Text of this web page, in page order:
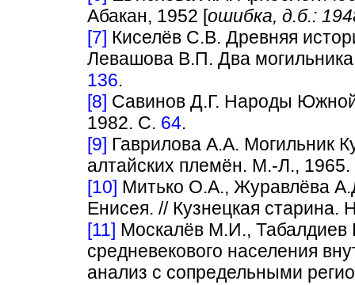
Абакан, 1952 [ошибка, д.б.:
[7] Киселёв С.В. Древняя
Левашова В.П. Два
136.
[8] Савинов Д.Г. Народы
1982. С. 64.
[9] Гаврилова А.А. Могильник
алтайских племён. М.-Л., 1965.
[10] Митько О.А., Журавлёва
Енисея. // Кузнецкая старина.
[11] Москалёв М.И.,
средневекового населения
анализ с сопредельными